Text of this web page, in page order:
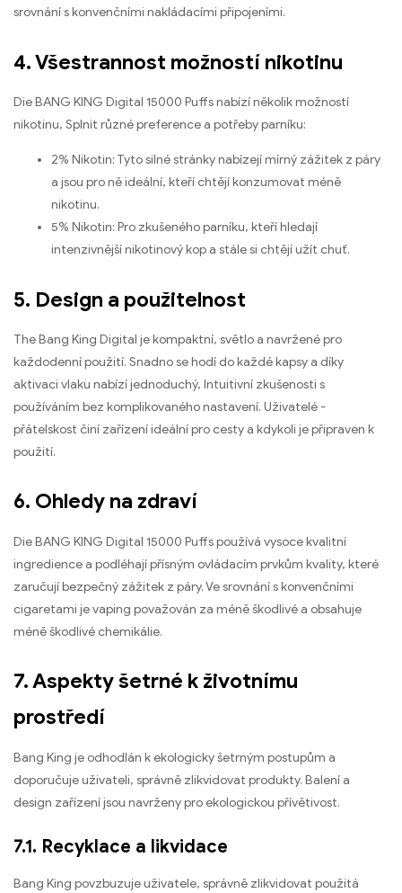
srovnání s konvenčními nakládacími připojeními.
4. Všestrannost možností nikotinu
Die BANG KING Digital 15000 Puffs nabízí několik možností
nikotinu, Splnit různé preference a potřeby parníku:
2% Nikotin: Tyto silné stránky nabízejí mírný zážitek z páry
a jsou pro ně ideální, kteří chtějí konzumovat méně
nikotinu.
5% Nikotin: Pro zkušeného parníku, kteří hledají
intenzivnější nikotinový kop a stále si chtějí užít chuť.
5. Design a použitelnost
The Bang King Digital je kompaktní, světlo a navržené pro
každodenní použití. Snadno se hodí do každé kapsy a díky
aktivaci vlaku nabízí jednoduchý, Intuitivní zkušenosti s
používáním bez komplikovaného nastavení. Uživatelé -
přátelskost činí zařízení ideální pro cesty a kdykoli je připraven k
použití.
6. Ohledy na zdraví
Die BANG KING Digital 15000 Puffs používá vysoce kvalitní
ingredience a podléhají přísným ovládacím prvkům kvality, které
zaručují bezpečný zážitek z páry. Ve srovnání s konvenčními
cigaretami je vaping považován za méně škodlivé a obsahuje
méně škodlivé chemikálie.
7. Aspekty šetrné k životnímu
prostředí
Bang King je odhodlán k ekologicky šetrným postupům a
doporučuje uživateli, správně zlikvidovat produkty. Balení a
design zařízení jsou navrženy pro ekologickou přívětivost.
7.1. Recyklace a likvidace
Bang King povzbuzuje uživatele, správně zlikvidovat použitá